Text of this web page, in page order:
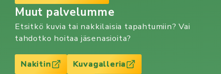
Muut palvelumme
Etsitkö kuvia tai nakkilaisia tapahtumiin? Vai
tahdotko hoitaa jäsenasioita?
Nakitin
Kuvagalleria